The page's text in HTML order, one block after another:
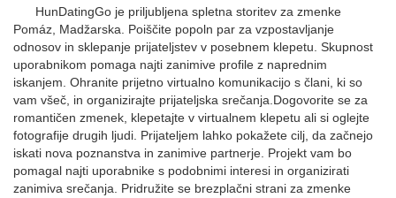
HunDatingGo je priljubljena spletna storitev za zmenke
Pomáz, Madžarska. Poiščite popoln par za vzpostavljanje
odnosov in sklepanje prijateljstev v posebnem klepetu. Skupnost
uporabnikom pomaga najti zanimive profile z naprednim
iskanjem. Ohranite prijetno virtualno komunikacijo s člani, ki so
vam všeč, in organizirajte prijateljska srečanja.Dogovorite se za
romantičen zmenek, klepetajte v virtualnem klepetu ali si oglejte
fotografije drugih ljudi. Prijateljem lahko pokažete cilj, da začnejo
iskati nova poznanstva in zanimive partnerje. Projekt vam bo
pomagal najti uporabnike s podobnimi interesi in organizirati
zanimiva srečanja. Pridružite se brezplačni strani za zmenke